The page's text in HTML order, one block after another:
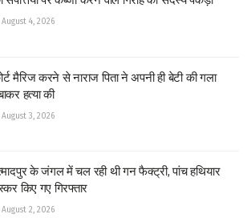
August 4, 2026
मैरिज करने से नाराज पिता ने अपनी ही बेटी की गला
हत्या की
August 3, 2026
के जंगल में चल रही थी गन फैक्ट्री, पांच हथियार
किए गए गिरफ्तार
August 2, 2026